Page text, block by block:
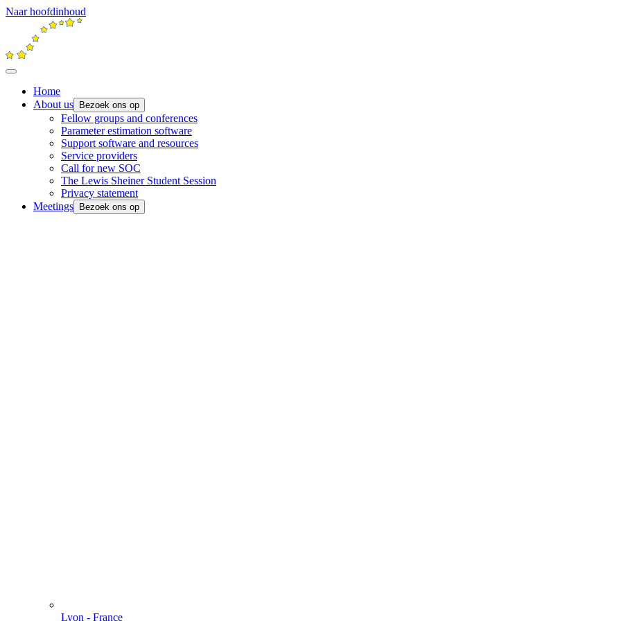
Naar hoofdinhoud
Home
About us
Bezoek ons op
Fellow groups and conferences
Parameter estimation software
Support software and resources
Service providers
Call for new SOC
The Lewis Sheiner Student Session
Privacy statement
Meetings
Bezoek ons op
Lyon - France